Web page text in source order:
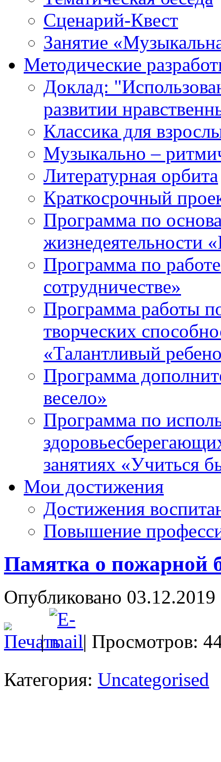
Сценарий-Квест
Занятие
Методические
Доклад:
развитии
Классика для
Музыкально –
Литературная орбита
Краткосрочный
Программа по
жизнедеятельности
Программа по
сотрудничестве»
Программа работы
творческих
«Талантливый
Программа
весело»
Программа по
занятиях «Учиться
Мои достижения
Достижения
Повышение
Памятка о пожарной
Опубликовано
|
| Просмотров:
Категория: Uncategorised